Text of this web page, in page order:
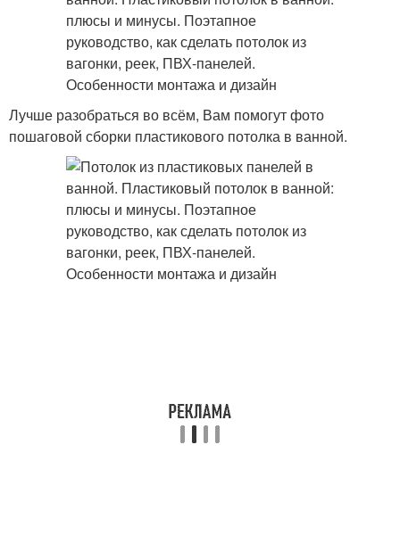
Лучше разобраться во всём, Вам помогут фото
пошаговой сборки пластикового потолка в ванной.